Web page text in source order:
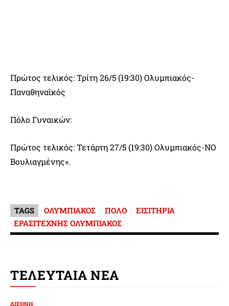
Πρώτος τελικός: Τρίτη 26/5 (19:30) Ολυμπιακός-
Παναθηναϊκός
Πόλο Γυναικών:
Πρώτος τελικός: Τετάρτη 27/5 (19:30) Ολυμπιακός-ΝΟ
Βουλιαγμένης».
TAGS ΟΛΥΜΠΙΑΚΟΣ ΠΟΛΟ
ΕΙΣΙΤΗΡΙΑ
ΕΡΑΣΙΤΕΧΝΗΣ ΟΛΥΜΠΙΑΚΟΣ
ΤΕΛΕΥΤΑΙΑ ΝΕΑ
ΔΙΕΘΝΗ